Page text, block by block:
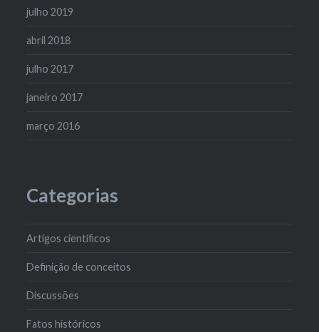
julho 2019
abril 2018
julho 2017
janeiro 2017
março 2016
Categorias
Artigos científicos
Definição de conceitos
Discussões
Fatos históricos